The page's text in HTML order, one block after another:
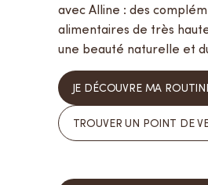
avec Alline : des
alimentaires de très
une beauté naturelle et
JE DÉCOUVRE MA
TROUVER UN POINT DE